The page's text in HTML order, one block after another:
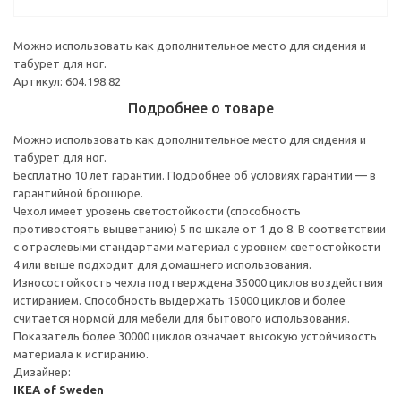
Можно использовать как дополнительное место для сидения и
табурет для ног.
Артикул: 604.198.82
Подробнее о товаре
Можно использовать как дополнительное место для сидения и
табурет для ног.
Бесплатно 10 лет гарантии. Подробнее об условиях гарантии — в
гарантийной брошюре.
Чехол имеет уровень светостойкости (способность
противостоять выцветанию) 5 по шкале от 1 до 8. В соответствии
с отраслевыми стандартами материал с уровнем светостойкости
4 или выше подходит для домашнего использования.
Износостойкость чехла подтверждена 35000 циклов воздействия
истиранием. Способность выдержать 15000 циклов и более
считается нормой для мебели для бытового использования.
Показатель более 30000 циклов означает высокую устойчивость
материала к истиранию.
Дизайнер:
IKEA of Sweden